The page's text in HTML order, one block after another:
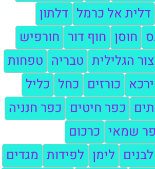
דלית אל כרמל דלתון
חוסן חוף דור חורפיש
הגלילית טבריה טפחות
ירכא כורזים כחל כליל
כפר חיטים כפר חנניה
שמאי כרכום
לבנים לימן לפידות מגדים